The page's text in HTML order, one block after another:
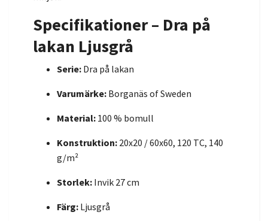
Specifikationer – Dra på
lakan Ljusgrå
Serie: Dra på lakan
Varumärke: Borganäs of Sweden
Material: 100 % bomull
Konstruktion: 20x20 / 60x60, 120 TC, 140
g/m²
Storlek: Invik 27 cm
Färg: Ljusgrå